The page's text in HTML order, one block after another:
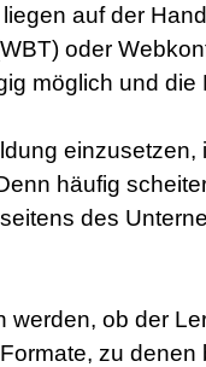
auf der
oder
möglich und
häufig
des
ob der
zu